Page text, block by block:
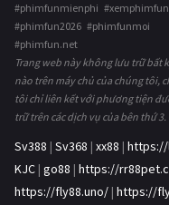
#phimfunmienphi #xemphimfun
#phimfun2026 #phimfunmoi
#phimfun.net
Trang web này không lưu trữ bất
nào trên máy chủ của chúng tôi,
tôi chỉ liên kết với phương tiện
trữ trên các dịch vụ của bên thứ 3.
Sv388 | Sv368 | xx88 | https://
KJC | go88 | https://
https://fly88.uno/ | https://